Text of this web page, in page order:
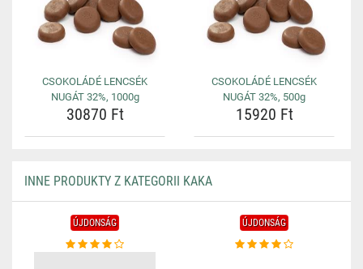
CSOKOLÁDÉ LENCSÉK
NUGÁT 32%, 1000g
30870 Ft
CSOKOLÁDÉ LENCSÉK
NUGÁT 32%, 500g
15920 Ft
INNE PRODUKTY Z KATEGORII KAKA
ÚJDONSÁG ÚJDONSÁG